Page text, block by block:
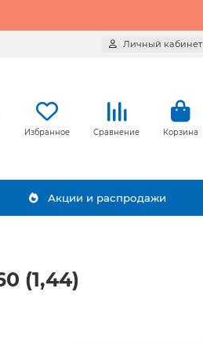
Личный кабинет
Избранное Сравнение Корзина
Акции и распродажи
(1,44)